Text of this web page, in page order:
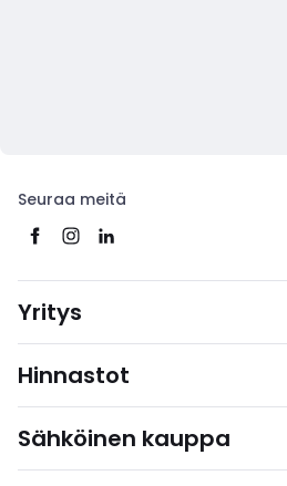
Seuraa meitä
Yritys
Hinnastot
Sähköinen kauppa